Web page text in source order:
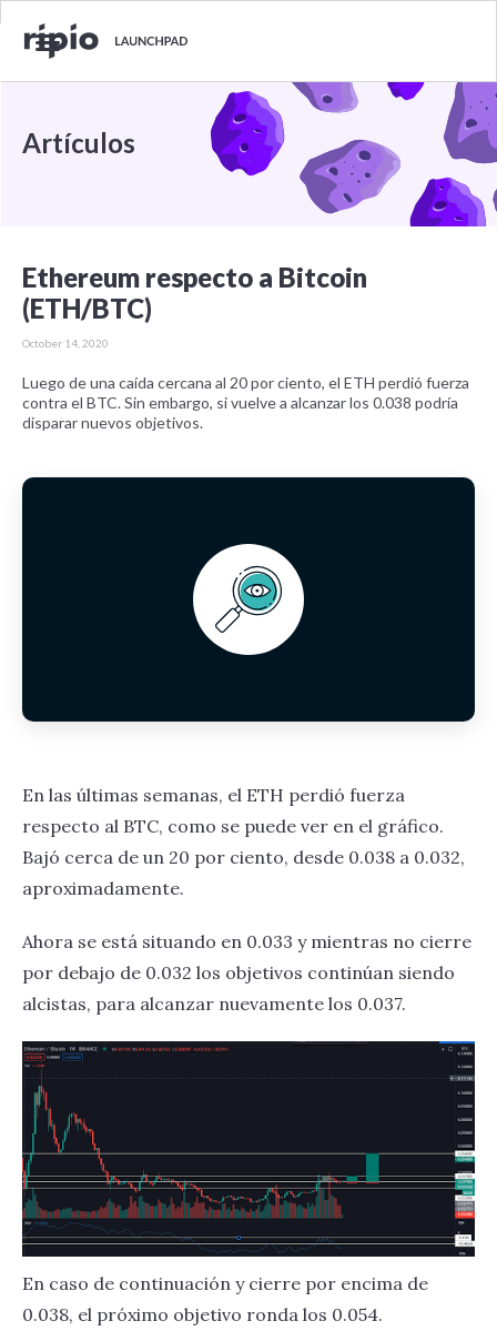
Artículos
Ethereum respecto a Bitcoin
(ETH/BTC)
October 14, 2020
Luego de una caída cercana al 20 por ciento, el ETH perdió fuerza
contra el BTC. Sin embargo, si vuelve a alcanzar los 0.038 podría
disparar nuevos objetivos.
En las últimas semanas, el ETH perdió fuerza
respecto al BTC, como se puede ver en el gráfico.
Bajó cerca de un 20 por ciento, desde 0.038 a 0.032,
aproximadamente.
Ahora se está situando en 0.033 y mientras no cierre
por debajo de 0.032 los objetivos continúan siendo
alcistas, para alcanzar nuevamente los 0.037.
En caso de continuación y cierre por encima de
0.038, el próximo objetivo ronda los 0.054.